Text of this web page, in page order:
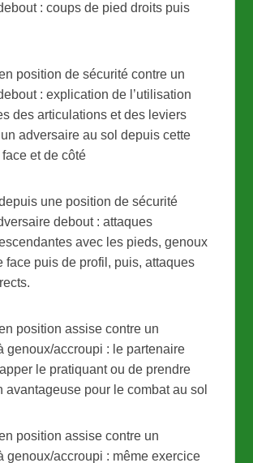
: coups de pied droits puis
position de sécurité contre un
: explication de l’utilisation
des articulations et des leviers
adversaire au sol depuis cette
et de côté
une position de sécurité
debout : attaques
avec les pieds, genoux
face puis de profil, puis, attaques
position assise contre un
genoux/accroupi : le partenaire
le pratiquant ou de prendre
avantageuse pour le combat au sol
position assise contre un
genoux/accroupi : même exercice